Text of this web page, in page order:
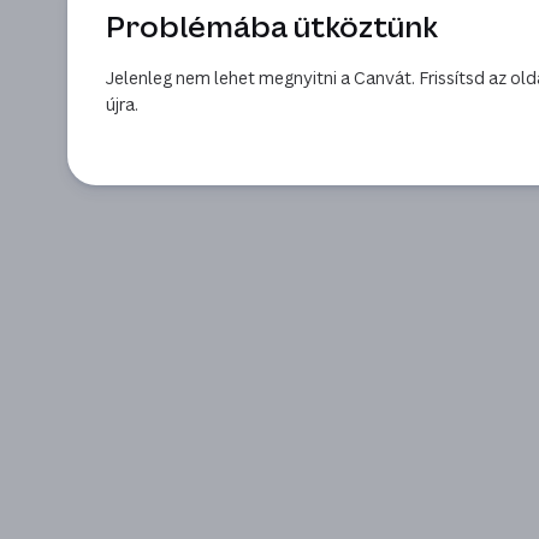
Problémába ütköztünk
Jelenleg nem lehet megnyitni a Canvát. Frissítsd az
újra.